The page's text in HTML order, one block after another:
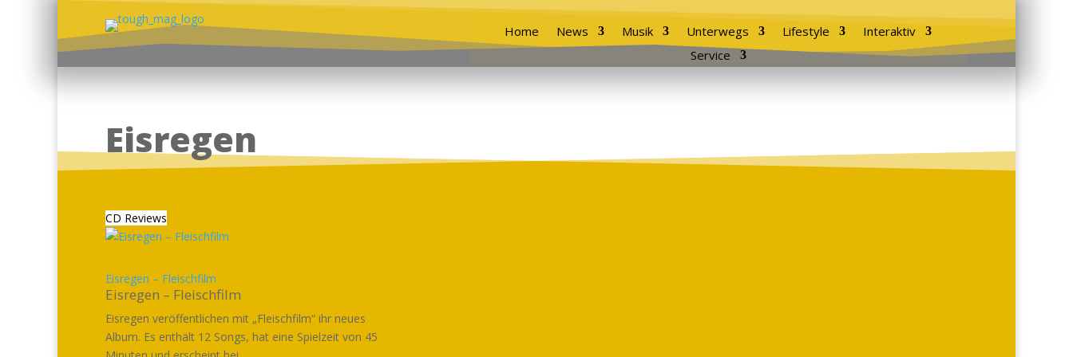
Home News Musik Unterwegs Lifestyle
Interaktiv
Service
Eisregen
CD Reviews
Eisregen – Fleischfilm
Eisregen – Fleischfilm
Eisregen veröffentlichen mit „Fleischfilm“ ihr neues
Album. Es enthält 12 Songs, hat eine Spielzeit von 45